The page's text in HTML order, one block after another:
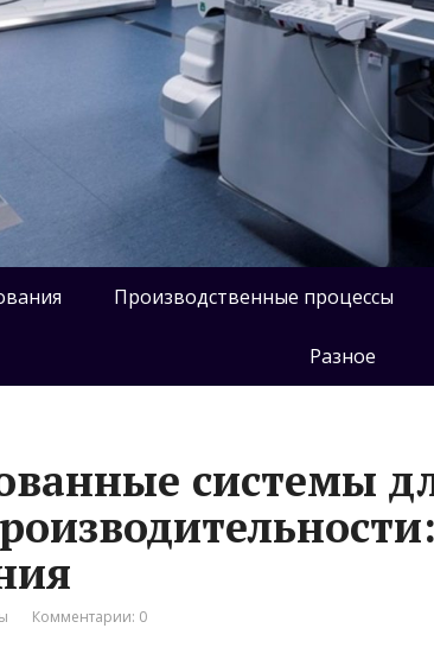
Производственные процессы
Разное
системы
Комментарии: 0